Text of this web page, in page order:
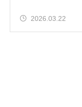
2026.03.22